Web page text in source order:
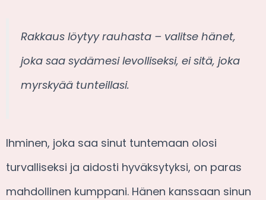
Rakkaus löytyy rauhasta – valitse hänet,
joka saa sydämesi levolliseksi, ei sitä, joka
myrskyää tunteillasi.
Ihminen, joka saa sinut tuntemaan olosi
turvalliseksi ja aidosti hyväksytyksi, on paras
mahdollinen kumppani. Hänen kanssaan sinun